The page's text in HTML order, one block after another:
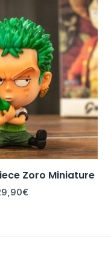
Zoro Miniature
€